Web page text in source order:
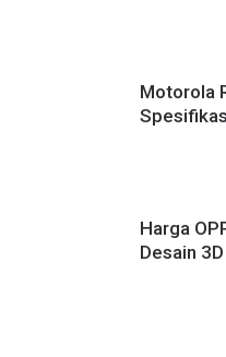
Motorola
Harga
Desain